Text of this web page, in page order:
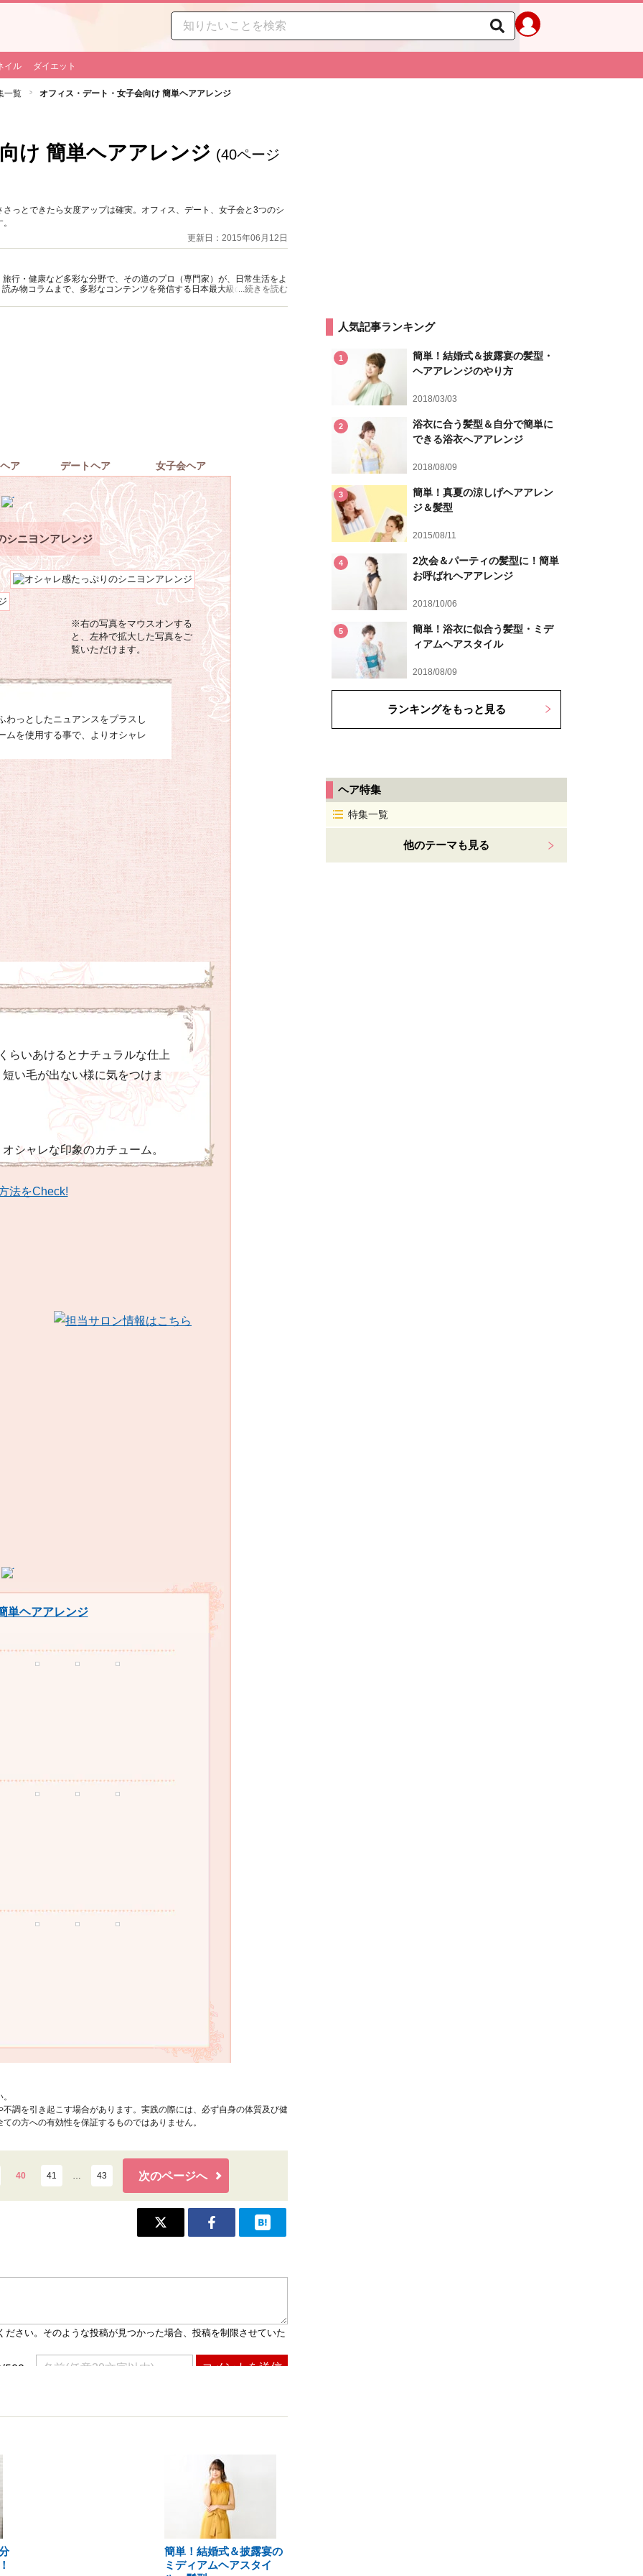
イル ダイエット
一覧 オフィス・デート・女子会向け 簡単ヘアアレンジ
け 簡単ヘアアレンジ (40ページ
っとできたら女度アップは確実。オフィス、デート、女子会と3つのシ
更新日：2015年06月12日
行・健康など多彩な分野で、その道のプロ（専門家）が、日常生活をよ
み物コラムまで、多彩なコンテンツを発信する日本最大級の総合情報サ
...続きを読む
ア デートヘア 女子会ヘア
シニヨンアレンジ
※右の写真をマウスオンする
と、左枠で拡大した写真をご
覧いただけます。
わっとしたニュアンスをプラスし
ムを使用する事で、よりオシャレ
らいあけるとナチュラルな仕上
い毛が出ない様に気をつけま
シャレな印象のカチューム。
単ヘアアレンジ
調を引き起こす場合があります。実践の際には、必ず自身の体質及び健
の方への有効性を保証するものではありません。
40 41 … 43 次のページへ
簡単！結婚式＆披露宴の
ミディアムヘアスタイ
人気記事ランキング
1
簡単！結婚式＆披露宴の髪型・
ヘアアレンジのやり方
2018/03/03
2
浴衣に合う髪型＆自分で簡単に
できる浴衣へアアレンジ
2018/08/09
3
簡単！真夏の涼しげヘアアレン
ジ＆髪型
2015/08/11
4
2次会＆パーティの髪型に！簡単
お呼ばれヘアアレンジ
2018/10/06
5
簡単！浴衣に似合う髪型・ミデ
ィアムヘアスタイル
2018/08/09
ランキングをもっと見る
ヘア特集
特集一覧
他のテーマも見る